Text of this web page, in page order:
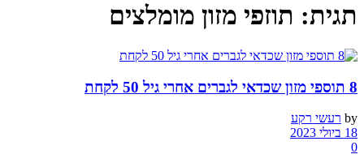
תגית: תוזפי מזון מומלצים
8 תוספי מזון שכדאי לגברים אחרי גיל 50 לקחת
by רעשי רקע
18 ביולי 2023
0